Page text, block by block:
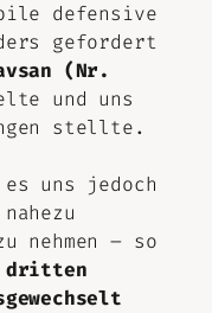
defensive
gefordert
(Nr.
und uns
stellte.
uns jedoch
nehmen – so
dritten